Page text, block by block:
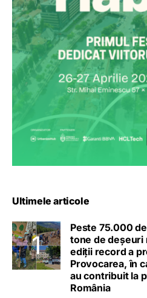
Ultimele articole
Peste 75.000
tone de deșeuri
ediții record a
Provocarea, în
au contribuit la
România